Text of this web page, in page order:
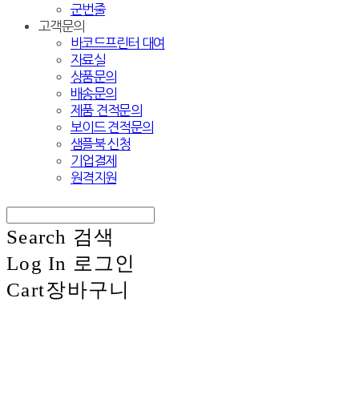
군번줄
고객문의
바코드프린터 대여
자료실
상품문의
배송문의
제품 견적문의
보이드 견적문의
샘플북 신청
기업결제
원격지원
Search 검색
Log In 로그인
Cart장바구니